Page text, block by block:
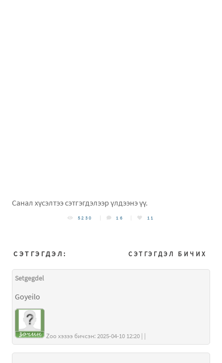
Санал хүсэлтээ сэтгэгдэлээр үлдээнэ үү.
5230 16 11
СЭТГЭГДЭЛ БИЧИХ
СЭТГЭГДЭЛ:
Setgegdel
Goyeilo
Zoo хэзээ бичсэн: 2025-04-10 12:20 | |